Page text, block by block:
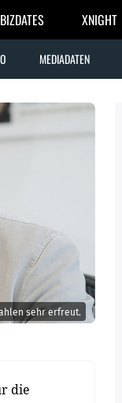
BIZDATES XNIGHT
MEDIADATEN
sehr erfreut.
die